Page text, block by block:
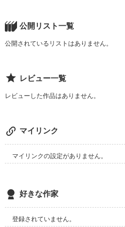
作品を読む
公開リスト一覧
公開されているリストはありません。
レビュー一覧
レビューした作品はありません。
マイリンク
マイリンクの設定がありません。
好きな作家
登録されていません。